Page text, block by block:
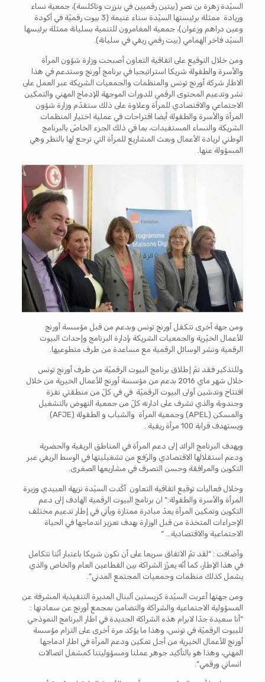
السيّدة زهرة بن نصر (بيتين رقميين في بنزرت وتاكلسة)، جمعية نساء
وريادة ممثلة برئيستها السيّدة سناء غنيمة (3 بيوت رقميّة في أكودة
وعين دراهم وزغوان)، جمعية المغامرون للتنمية بسليانة ممثلة برئيسها
السيّد فاخر الهمامي (بيت رقمي ريفي في سليانة).
ومن خلال التوقيع على اتفاقية التعاون أصبحت وزارة شؤون المرأة
والأسرة والطفولة شريكا استراتيجيا في برنامج أورنج وستدعم في هذا
الاطار شركة أورنج تونس والمنظمات والجمعيات الشريكة عبر العمل على
نشر وتدعيم المحتوى الرقمي للدورات الموجهة للإدماج المهني والتمكين
الاجتماعي والاقتصادي للمرأة وعلاوة على ذلك ستقدّم وزارة شؤون
المرأة والأسرة والطفولة أيضا اقتراحات في عملية اختيار المنظمات
الشريكة والنساء المستفيدات، بما في ذلك الجزء الخاصّ بالبرنامج
الوطني لريادة الأعمال وبعث المشاريع للمرأة التي ترجع لها بالنظر وهي
المسؤولة عنها.
ومن جهة أخرى تتكفل أورنج تونس وبدعم من قبل مؤسسة أورنج
للأعمال الخيّرية والجمعيات الشريكة بإدارة البرنامج وإحداث البيوت
الرقمية ونشر الوسائل الرقمية مع مساعدة من طرف متطوعيها.
وللتذكير فقد تمّ إطلاق برنامج البيوت الرقميّة من طرف أورنج تونس
خلال شهر ماي 2016 بدعم من مؤسسة أورنج للأعمال الخيرية من خلال
افتتاح وتدشين أولى البيوت الرقميّة في في كلّ من منطقتي نفزة
وجندوبة والذي تشرف على ادارته كلّ من جمعية النهوض بالتشغيل
والمسكن (APEL) وجمعية المرأة والشباب و الطفولة (AFJE)
ويستهدف قرابة 100 مرأة ريفية .
ويهدف البرنامج الرائد إلى دعم المرأة في المناطق الريفية والحضرية
ودعم استقلالها الاقتصادي والرّفع من تشغيليتها في الوسط الريفي عبر
التكوين والمرافقة وحسن التصرف في مشاريعها الصغرى.
وخلال فعاليات توقيع اتفاقية التعاون أكّدت السيّدة نزيهة العبيدي وزيرة
المرأة والأسرة والطفولة:” ان برنامج البيوت الرقمية الهادف إلى دعم
التكوين وتمكين المرأة يعدّ مبادرة ممتازة ويأتي في إطار تدعيم مختلف
الإجراءات المتخذة من قبل الوزارة بهدف تعزيز اندماجها في الحياة
الاجتماعية والاقتصادية… “
وأضافت : “لقد تمّ الاتفاق سريعا على أن نكون شريكا باعتبار أنّنا نتكامل
في هذا الإطار، كما أنّه يعزّز الشراكة بين القطاعين العام والخاص والذي
يشمل كذلك منظمات وجمعيات المجتمع المدني”.
ومن جهتها أعربت السيّدة كريستين ألبنال المديرة التنفيذية المشرفة عن
المسؤولية الاجتماعية والشراكة والتضامن بمجمع أورنج عن سعادتها :
“أنا سعيدة جدّا لابرام هذه الشراكة الجديدة في اطار البرنامج النموذجي
للبيوت الرقميّة في تونس، وهذا ما يؤكد مرة أخرى على التزام مؤسسة
أورنج للأعمال الخيرية من أجل تمكين ودعم المرأة في اطار ادماجها
المهني، وهذا هو بالتأكيد جوهر عملنا ومسؤوليتنا كمشغل اتصالات
انساني ورقمي”.